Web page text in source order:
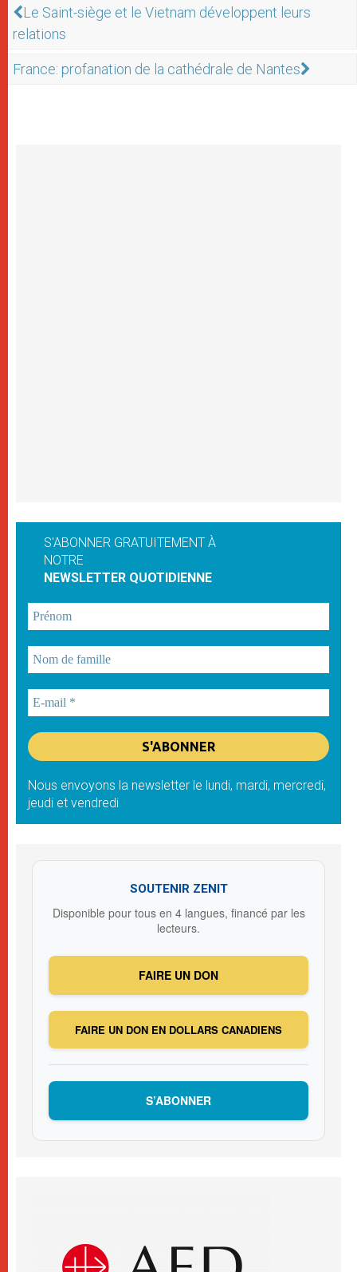
Le Saint-siège et le Vietnam développent leurs
relations
France: profanation de la cathédrale de Nantes
S'ABONNER GRATUITEMENT À
NOTRE
NEWSLETTER QUOTIDIENNE
Nous envoyons la newsletter le lundi, mardi, mercredi,
jeudi et vendredi
SOUTENIR ZENIT
Disponible pour tous en 4 langues, financé par les
lecteurs.
FAIRE UN DON
FAIRE UN DON EN DOLLARS CANADIENS
S’ABONNER